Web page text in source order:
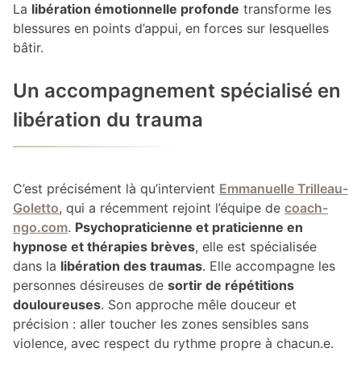
La libération émotionnelle profonde transforme les
blessures en points d’appui, en forces sur lesquelles
bâtir.
Un accompagnement spécialisé en
libération du trauma
C’est précisément là qu’intervient Emmanuelle Trilleau-
Goletto, qui a récemment rejoint l’équipe de coach-
ngo.com. Psychopraticienne et praticienne en
hypnose et thérapies brèves, elle est spécialisée
dans la libération des traumas. Elle accompagne les
personnes désireuses de sortir de répétitions
douloureuses. Son approche mêle douceur et
précision : aller toucher les zones sensibles sans
violence, avec respect du rythme propre à chacun.e.